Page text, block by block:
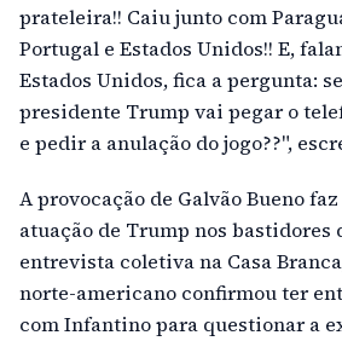
prateleira!! Caiu junto com
Portugal e Estados Unidos!! E,
Estados Unidos, fica a pergunta:
presidente Trump vai pegar o
e pedir a anulação do jogo??",
A provocação de Galvão Bueno
atuação de Trump nos bastidores
entrevista coletiva na Casa
norte-americano confirmou ter
com Infantino para questionar a